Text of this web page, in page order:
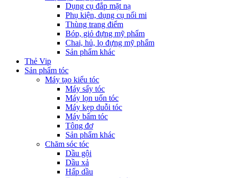
Dụng cụ đắp mặt nạ
Phụ kiện, dụng cụ nối mi
Thùng trang điểm
Bóp, giỏ đựng mỹ phẩm
Chai, hủ, lọ đựng mỹ phẩm
Sản phẩm khác
Thẻ Vip
Sản phẩm tóc
Máy tạo kiểu tóc
Máy sấy tóc
Máy lọn uốn tóc
Máy kẹp duỗi tóc
Máy bấm tóc
Tông đơ
Sản phẩm khác
Chăm sóc tóc
Dầu gội
Dầu xả
Hấp dầu